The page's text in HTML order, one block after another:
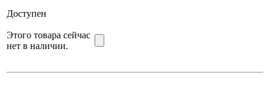
Доступен
Этого товара сейчас
нет в наличии.